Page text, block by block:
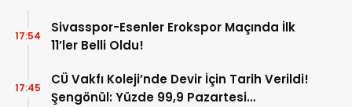
Sivasspor-Esenler Erokspor Maçında İlk
11’ler Belli Oldu!
17:54
CÜ Vakfı Koleji’nde Devir İçin Tarih Verildi!
Şengönül: Yüzde 99,9 Pazartesi
17:45